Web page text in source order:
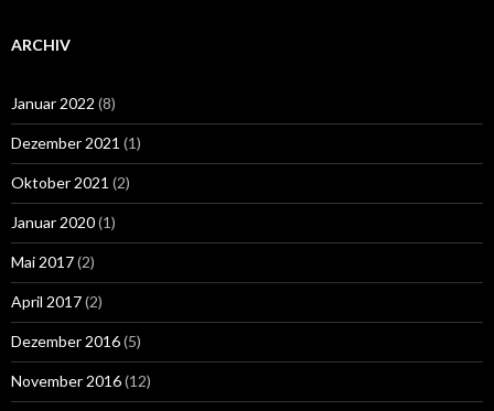
ARCHIV
Januar 2022 (8)
Dezember 2021 (1)
Oktober 2021 (2)
Januar 2020(1)
Mai 2017(2)
April 2017(2)
Dezember 2016(5)
November 2016(12)